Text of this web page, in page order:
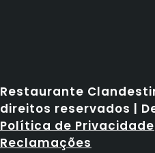
Restaurante
direitos reservados |
Política de Privacidade
Reclamações